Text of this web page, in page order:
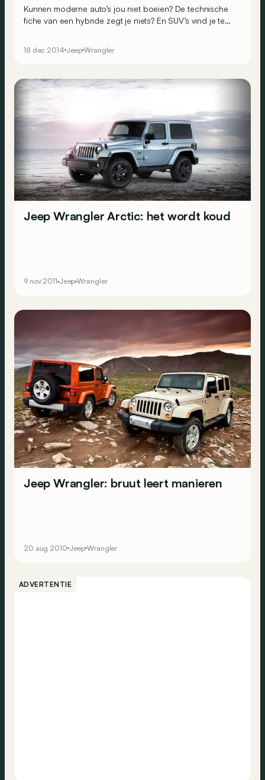
Kunnen moderne auto’s jou niet boeien? De technische
fiche van een hybride zegt je niets? En SUV’s vind je te
18 dec 2014 Jeep Wrangler
Jeep Wrangler Arctic: het wordt koud
9 nov 2011 Jeep Wrangler
Jeep Wrangler: bruut leert manieren
20 aug 2010 Jeep Wrangler
ADVERTENTIE